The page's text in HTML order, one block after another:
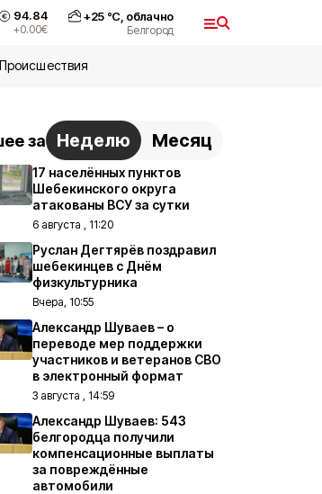
94.84
+0.00€
+25°С, облачно
Белгород
Происшествия
за Неделю Месяц
17 населённых пунктов
Шебекинского округа
атакованы ВСУ за сутки
6 августа , 11:20
Руслан Дегтярёв поздравил
шебекинцев с Днём
физкультурника
Вчера, 10:55
Александр Шуваев – о
переводе мер поддержки
участников и ветеранов СВО
в электронный формат
3 августа , 14:59
Александр Шуваев: 543
белгородца получили
компенсационные выплаты
за повреждённые
автомобили